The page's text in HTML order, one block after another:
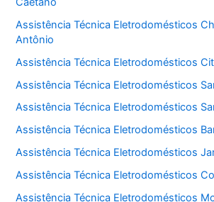
Assistência Técnica Eletrodomésticos
Antônio
Assistência Técnica Eletrodomésticos
Assistência Técnica Eletrodomésticos
Assistência Técnica Eletrodomésticos
Assistência Técnica Eletrodomésticos
Assistência Técnica Eletrodomésticos
Assistência Técnica Eletrodomésticos
Assistência Técnica Eletrodomésticos